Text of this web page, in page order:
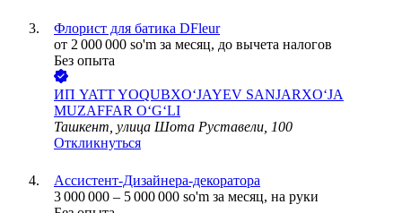
Флорист для батика DFleur
от 2 000 000 so'm за месяц, до вычета налогов
Без опыта
ИП YATT YOQUBXO‘JAYEV SANJARXO‘JA
MUZAFFAR O‘G‘LI
Ташкент, улица Шота Руставели, 100
Откликнуться
Ассистент-Дизайнера-декоратора
3 000 000 – 5 000 000 so'm за месяц, на руки